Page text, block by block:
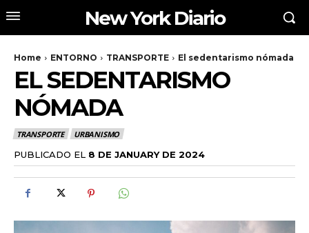
New York Diario
Home ENTORNO TRANSPORTE El sedentarismo nómada
EL SEDENTARISMO
NÓMADA
TRANSPORTE URBANISMO
PUBLICADO EL 8 DE JANUARY DE 2024